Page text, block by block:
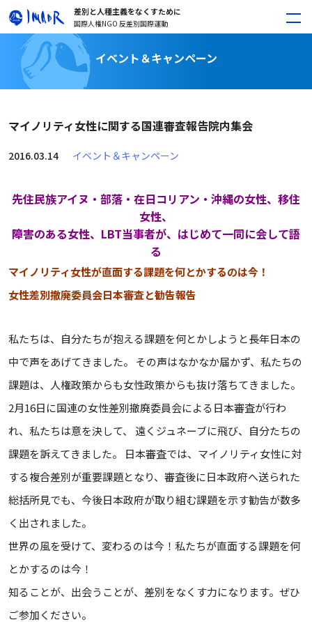
差別と人種主義をなくすために
国際人権NGO 反差別国際運動
イベント＆キャンペーン
マイノリティ女性に関する国連審査報告院内集会
2016.03.14 イベント＆キャンペーン
先住民族アイヌ・部落・在日コリアン・沖縄の女性、移住
女性、
障害のある女性、LBT当事者が、はじめて一同に会して語
る
マイノリティ女性が直面する課題を何とかするのは今！
女性差別撤廃委員会日本審査と勧告報告
私たちは、自分たちが抱える課題を何とかしようと長年日本の
中で声をあげてきました。 その声はなかなか届かず、私たちの
課題は、人権政策からも女性政策からも抜け落ちてきました。
2月16日に国連の女性差別撤廃委員会による日本審査が行わ
れ、私たちは意を決して、 遠くジュネーブに飛び、自分たちの
課題を訴えてきました。 日本審査では、マイノリティ女性に対
する複合差別が重要課題となり、審査後に日本政府へ送られた
総括所見でも、今後日本政府が取り組む課題を示す勧告が数多
く出されました。
世界の風を受けて、変わるのは今！私たちが直面する課題を何
とかするのは今！
知ることが、出会うことが、差別をなくす力になります。ぜひ
ご参加ください。